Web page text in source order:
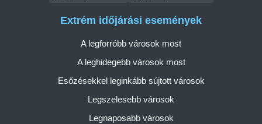
Extrém időjárási események
A legforróbb városok most
A leghidegebb városok most
Esőzésekkel leginkább sújtott városok
Legszelesebb városok
Legnaposabb városok